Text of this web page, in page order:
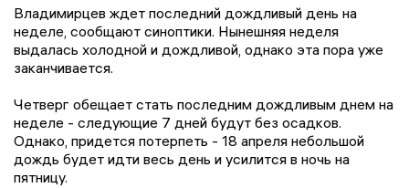
Владимирцев ждет последний дождливый день на
неделе, сообщают синоптики. Нынешняя неделя
выдалась холодной и дождливой, однако эта пора уже
заканчивается.
Четверг обещает стать последним дождливым днем на
неделе - следующие 7 дней будут без осадков.
Однако, придется потерпеть - 18 апреля небольшой
дождь будет идти весь день и усилится в ночь на
пятницу.